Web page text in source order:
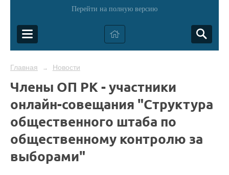
Перейти на полную версию
Главная → Новости
Члены ОП РК - участники
онлайн-совещания "Структура
общественного штаба по
общественному контролю за
выборами"